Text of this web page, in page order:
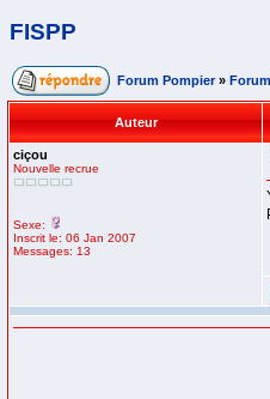
FISPP
Forum Pompier »
Auteur
ciçou
Nouvelle recrue
Sexe:
Inscrit le: 06 Jan 2007
Messages: 13